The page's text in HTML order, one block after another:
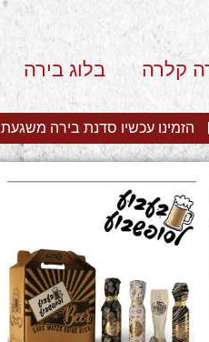
קלרה בלוג בירה
הזמינו עכשיו סדנת בירה משגעת